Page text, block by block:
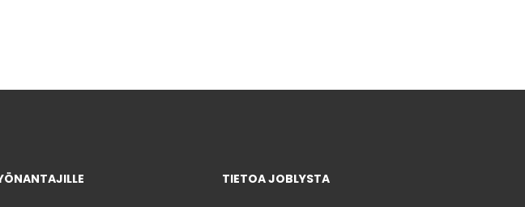
TIETOA JOBLYSTA